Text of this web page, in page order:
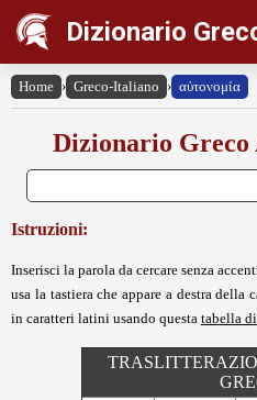
Dizionario
Home › Greco-Italiano › αὐτονομία
Dizionario
Istruzioni:
Inserisci la parola da cercare senza
usa la tastiera che appare a destra della
in caratteri latini usando questa tabella